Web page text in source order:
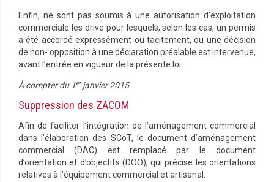
Enfin, ne sont pas soumis à une autorisation d’exploitation
commerciale les drive pour lesquels, selon les cas, un permis
a été accordé expressément ou tacitement, ou une décision
de non- opposition à une déclaration préalable est intervenue,
avant l’entrée en vigueur de la présente loi.
À compter du 1erjanvier 2015
Suppression des ZACOM
Afin de faciliter l’intégration de l’aménagement commercial
dans l’élaboration des SCoT, le document d’aménagement
commercial (DAC) est remplacé par le document
d’orientation et d’objectifs (DOO), qui précise les orientations
relatives à l’équipement commercial et artisanal.